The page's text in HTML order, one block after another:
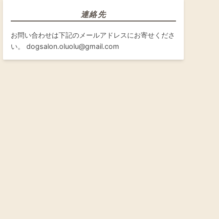
連絡先
お問い合わせは下記のメールアドレスにお寄せくださ
い。 dogsalon.oluolu@gmail.com